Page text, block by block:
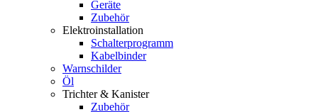
Geräte
Zubehör
Elektroinstallation
Schalterprogramm
Kabelbinder
Warnschilder
Öl
Trichter & Kanister
Zubehör